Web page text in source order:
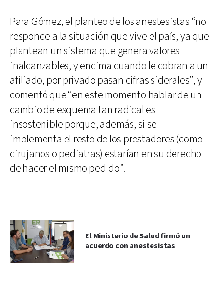
Para Gómez, el planteo de los anestesistas “no
responde a la situación que vive el país, ya que
plantean un sistema que genera valores
inalcanzables, y encima cuando le cobran a un
afiliado, por privado pasan cifras siderales”, y
comentó que “en este momento hablar de un
cambio de esquema tan radical es
insostenible porque, además, si se
implementa el resto de los prestadores (como
cirujanos o pediatras) estarían en su derecho
de hacer el mismo pedido”.
El Ministerio de Salud firmó un
acuerdo con anestesistas